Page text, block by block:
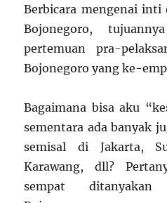
Berbicara mengenai inti
Bojonegoro,
pertemuan pra-
Bojonegoro yang ke-
Bagaimana bisa aku
sementara ada banyak
semisal di Jakarta,
Karawang, dll?
sempat